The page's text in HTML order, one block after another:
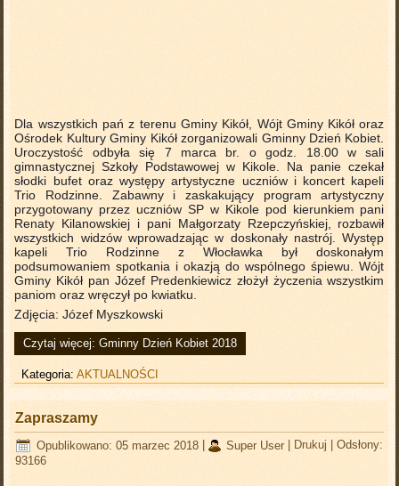
Dla wszystkich pań z terenu Gminy Kikół, Wójt Gminy Kikół oraz
Ośrodek Kultury Gminy Kikół zorganizowali Gminny Dzień Kobiet.
Uroczystość odbyła się 7 marca br. o godz. 18.00 w sali
gimnastycznej Szkoły Podstawowej w Kikole. Na panie czekał
słodki bufet oraz występy artystyczne uczniów i koncert kapeli
Trio Rodzinne. Zabawny i zaskakujący program artystyczny
przygotowany przez uczniów SP w Kikole pod kierunkiem pani
Renaty Kilanowskiej i pani Małgorzaty Rzepczyńskiej, rozbawił
wszystkich widzów wprowadzając w doskonały nastrój. Występ
kapeli Trio Rodzinne z Włocławka był doskonałym
podsumowaniem spotkania i okazją do wspólnego śpiewu. Wójt
Gminy Kikół pan Józef Predenkiewicz złożył życzenia wszystkim
paniom oraz wręczył po kwiatku.
Zdjęcia: Józef Myszkowski
Czytaj więcej: Gminny Dzień Kobiet 2018
Kategoria:AKTUALNOŚCI
Zapraszamy
Opublikowano: 05 marzec 2018 Super User| Drukuj |Odsłony:
93166